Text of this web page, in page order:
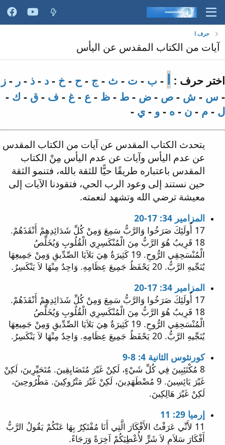
حرف ا
آيات من الكتاب المقدس عن اليأس
اختر حرف : ا - ب - ت - ث - ج - ح - خ - د - ذ - ر - ز
- س - ش - ص - ض - ط - ظ - ع - غ - ف - ق - ك -
ل - م - ن - ه - و - ي -
يتحدث الكتاب المقدس عن آيات من الكتاب المقدس
عن عدم اليأس وآيات عن عدم اليأس مِنْ الكتاب
المقدس باعتباره طريقًا حيًّا للثقة بالله، فتنمو الثقة
حين نستند إلى وعود الرب الحي، فتقودنا الآيات إلى
معيشة ترضي الله وتشهد لنعمته.
المزامير 34: 17-20
17 أُولَئِكَ صَرَخُوا وَالرَّبُّ سَمِعَ وَمِنْ كُلِّ شَدَائِدِهِمْ أَنْقَذَهُمْ.
18 قَرِيبٌ هُوَ الرَّبُّ مِنَ الْمُنْكَسِرِي الْقُلُوبِ وَيُخَلِّصُ
الْمُنْسَحِقِي الرُّوحِ. 19 كَثِيرَةٌ هِيَ بَلاَيَا الصِّدِّيقِ وَمِنْ جَمِيعِهَا
يُنَجِّيهِ الرَّبُّ. 20 يَحْفَظُ جَمِيعَ عِظَامِهِ. وَاحِدٌ مِنْهَا لاَ يَنْكَسِرُ.
المزامير 34: 17-20
17 أُولَئِكَ صَرَخُوا وَالرَّبُّ سَمِعَ وَمِنْ كُلِّ شَدَائِدِهِمْ أَنْقَذَهُمْ.
18 قَرِيبٌ هُوَ الرَّبُّ مِنَ الْمُنْكَسِرِي الْقُلُوبِ وَيُخَلِّصُ
الْمُنْسَحِقِي الرُّوحِ. 19 كَثِيرَةٌ هِيَ بَلاَيَا الصِّدِّيقِ وَمِنْ جَمِيعِهَا
يُنَجِّيهِ الرَّبُّ. 20 يَحْفَظُ جَمِيعَ عِظَامِهِ. وَاحِدٌ مِنْهَا لاَ يَنْكَسِرُ.
كورنثوس الثانية 4: 8-9
8 مُكْتَئِبِينَ فِي كُلِّ شَيْءٍ، لَكِنْ غَيْرَ مُتَضَايِقِينَ. مُتَحَيِّرِينَ، لَكِنْ
غَيْرَ يَائِسِينَ. 9 مُضْطَهَدِينَ، لَكِنْ غَيْرَ مَتْرُوكِينَ. مَطْرُوحِينَ،
لَكِنْ غَيْرَ هَالِكِينَ.
إرميا 29: 11
11 لأَنِّي عَرَفْتُ الأَفْكَارَ الَّتِي أَنَا مُفْتَكِرٌ بِهَا عَنْكُمْ يَقُولُ الرَّبُّ
أَفْكَارَ سَلاَمٍ لاَ شَرٍّ لأُعْطِيَكُمْ آخِرَةً وَرَجَاءً.